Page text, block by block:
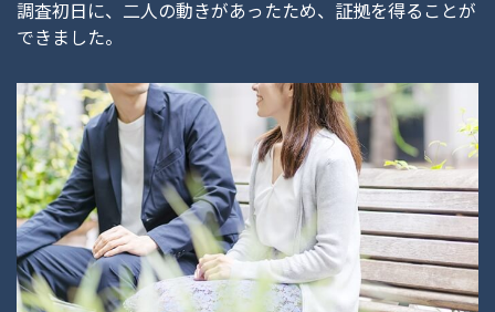
調査初日に、二人の動きがあったため、証拠を得ることが
できました。